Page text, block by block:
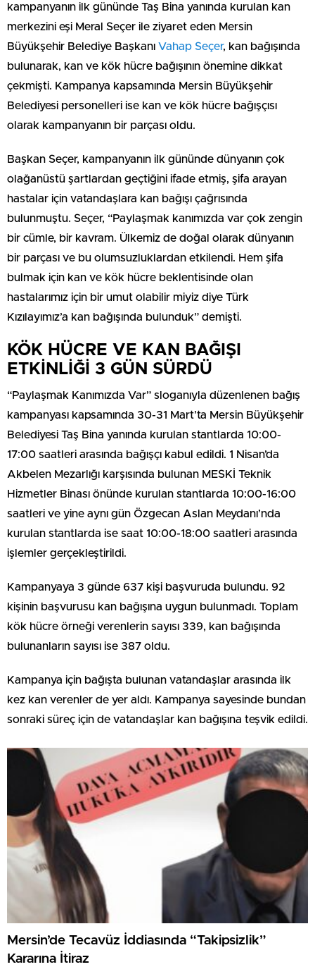
kampanyanın ilk gününde Taş Bina yanında kurulan kan
merkezini eşi Meral Seçer ile ziyaret eden Mersin
Büyükşehir Belediye Başkanı Vahap Seçer, kan bağışında
bulunarak, kan ve kök hücre bağışının önemine dikkat
çekmişti. Kampanya kapsamında Mersin Büyükşehir
Belediyesi personelleri ise kan ve kök hücre bağışçısı
olarak kampanyanın bir parçası oldu.
Başkan Seçer, kampanyanın ilk gününde dünyanın çok
olağanüstü şartlardan geçtiğini ifade etmiş, şifa arayan
hastalar için vatandaşlara kan bağışı çağrısında
bulunmuştu. Seçer, “Paylaşmak kanımızda var çok zengin
bir cümle, bir kavram. Ülkemiz de doğal olarak dünyanın
bir parçası ve bu olumsuzluklardan etkilendi. Hem şifa
bulmak için kan ve kök hücre beklentisinde olan
hastalarımız için bir umut olabilir miyiz diye Türk
Kızılayımız’a kan bağışında bulunduk” demişti.
KÖK HÜCRE VE KAN BAĞIŞI
ETKİNLİĞİ 3 GÜN SÜRDÜ
“Paylaşmak Kanımızda Var” sloganıyla düzenlenen bağış
kampanyası kapsamında 30-31 Mart’ta Mersin Büyükşehir
Belediyesi Taş Bina yanında kurulan stantlarda 10:00-
17:00 saatleri arasında bağışçı kabul edildi. 1 Nisan’da
Akbelen Mezarlığı karşısında bulunan MESKİ Teknik
Hizmetler Binası önünde kurulan stantlarda 10:00-16:00
saatleri ve yine aynı gün Özgecan Aslan Meydanı’nda
kurulan stantlarda ise saat 10:00-18:00 saatleri arasında
işlemler gerçekleştirildi.
Kampanyaya 3 günde 637 kişi başvuruda bulundu. 92
kişinin başvurusu kan bağışına uygun bulunmadı. Toplam
kök hücre örneği verenlerin sayısı 339, kan bağışında
bulunanların sayısı ise 387 oldu.
Kampanya için bağışta bulunan vatandaşlar arasında ilk
kez kan verenler de yer aldı. Kampanya sayesinde bundan
sonraki süreç için de vatandaşlar kan bağışına teşvik edildi.
Mersin’de Tecavüz İddiasında “Takipsizlik”
Kararına İtiraz